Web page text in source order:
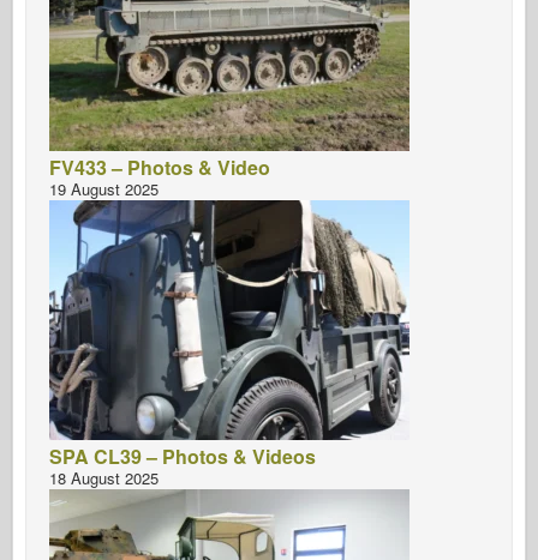
FV433 – Photos & Video
19 August 2025
SPA CL39 – Photos & Videos
18 August 2025